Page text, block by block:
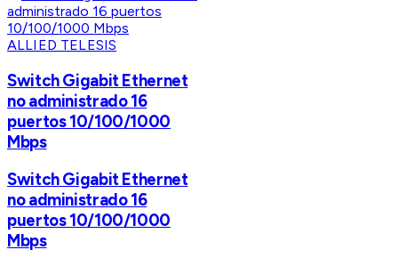
ALLIED TELESIS
Switch Gigabit Ethernet
no administrado 16
puertos 10/100/1000
Mbps
Switch Gigabit Ethernet
no administrado 16
puertos 10/100/1000
Mbps